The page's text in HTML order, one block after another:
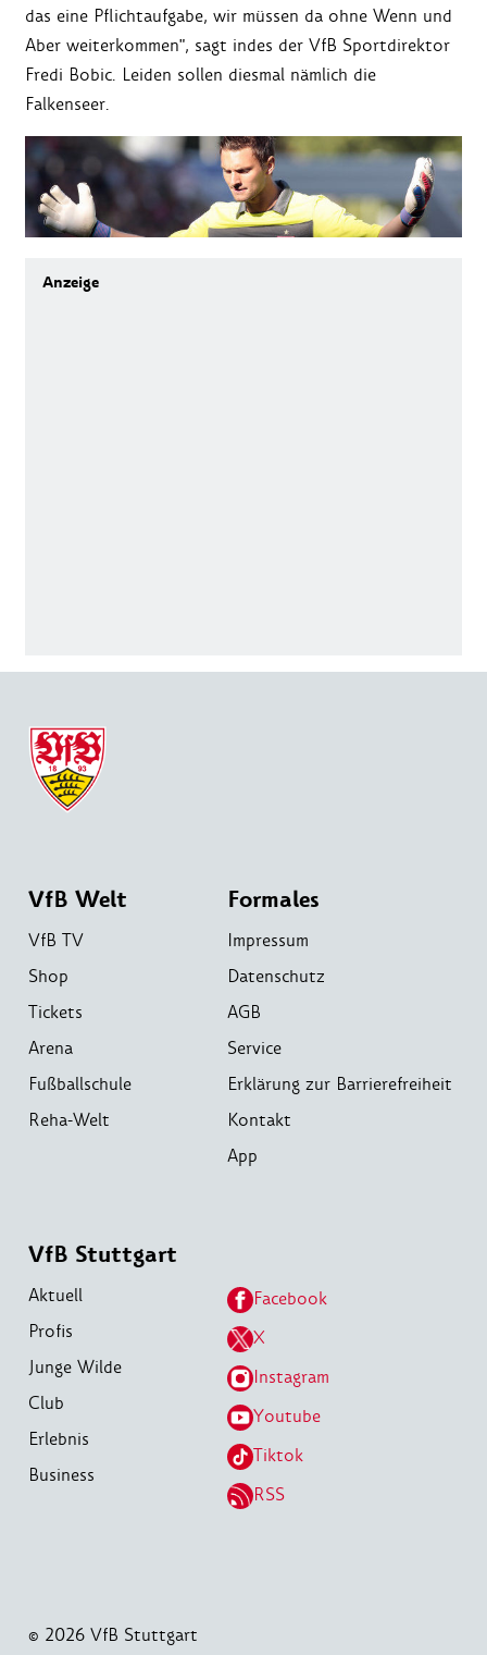
das eine Pflichtaufgabe, wir müssen da ohne Wenn und
Aber weiterkommen", sagt indes der VfB Sportdirektor
Fredi Bobic. Leiden sollen diesmal nämlich die
Falkenseer.
VfB Welt
VfB TV
Shop
Tickets
Arena
Fußballschule
Reha-Welt
Formales
Impressum
Datenschutz
AGB
Service
Erklärung zur Barrierefreiheit
Kontakt
App
VfB Stuttgart
Aktuell
Profis
Junge Wilde
Club
Erlebnis
Business
Facebook
X
Instagram
Youtube
Tiktok
RSS
© 2026 VfB Stuttgart